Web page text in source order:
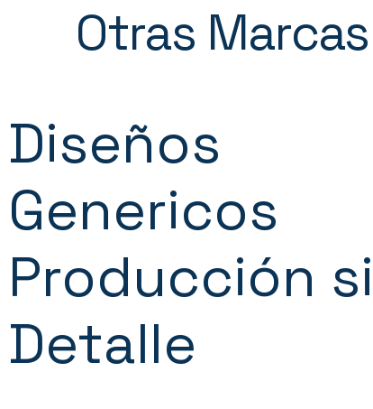
Otras Marcas
Diseños
Genericos
Producción
Detalle